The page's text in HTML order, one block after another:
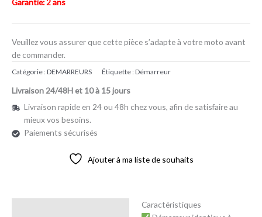
Garantie: 2 ans
Veuillez vous assurer que cette pièce s’adapte à votre moto avant
de commander.
Catégorie :DEMARREURS Étiquette :Démarreur
Livraison 24/48H et 10 à 15 jours
Livraison rapide en 24 ou 48h chez vous, afin de satisfaire au
mieux vos besoins.
Paiements sécurisés
Ajouter à ma liste de souhaits
Caractéristiques